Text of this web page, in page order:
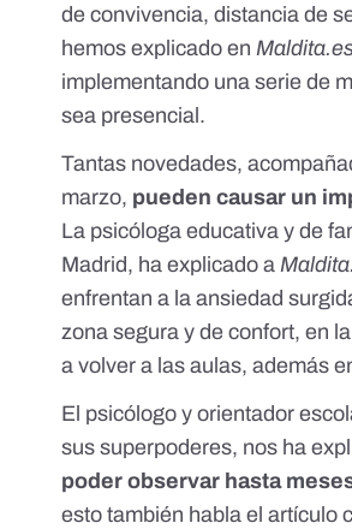
de convivencia, distancia de
hemos explicado en
implementando una serie de
sea presencial.
Tantas novedades,
marzo, pueden causar un
La psicóloga educativa y de
Madrid, ha explicado a
enfrentan a la ansiedad
zona segura y de confort, en
a volver a las aulas, además
El psicólogo y orientador
sus superpoderes, nos ha
poder observar hasta
esto también habla el artículo